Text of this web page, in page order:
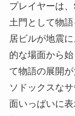
プレイヤーは
土門として物
居ビルが地震
的な場面から
て物語の展開
ソドックスな
面いっぱいに